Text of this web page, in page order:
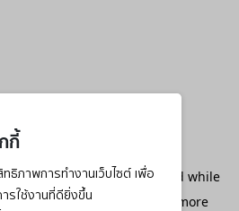
กี้
ธิภาพการทำงานเว็บไซต์ เพื่อ
รใช้งานที่ดียิ่งขึ้น
-side exception has occurred while
(see the browser console
for more